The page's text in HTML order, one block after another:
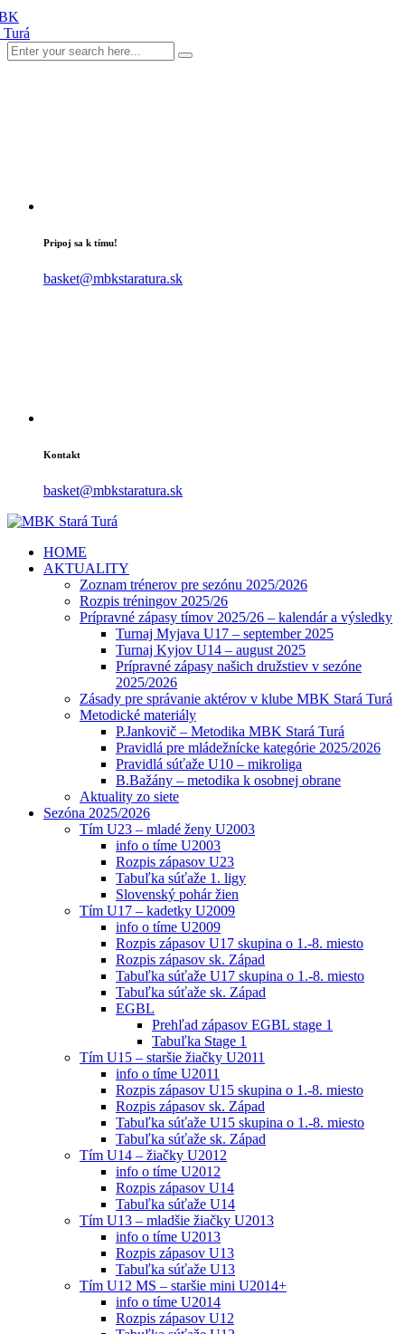
Pripoj sa k tímu!
basket@mbkstaratura.sk
Kontakt
basket@mbkstaratura.sk
HOME
AKTUALITY
Zoznam trénerov pre sezónu 2025/2026
Rozpis tréningov 2025/26
Prípravné zápasy tímov 2025/26 – kalendár a výsledky
Turnaj Myjava U17 – september 2025
Turnaj Kyjov U14 – august 2025
Prípravné zápasy našich družstiev v sezóne
2025/2026
Zásady pre správanie aktérov v klube MBK Stará Turá
Metodické materiály
P.Jankovič – Metodika MBK Stará Turá
Pravidlá pre mládežnícke kategórie 2025/2026
Pravidlá súťaže U10 – mikroliga
B.Bažány – metodika k osobnej obrane
Aktuality zo siete
Sezóna 2025/2026
Tím U23 – mladé ženy U2003
info o tíme U2003
Rozpis zápasov U23
Tabuľka súťaže 1. ligy
Slovenský pohár žien
Tím U17 – kadetky U2009
info o tíme U2009
Rozpis zápasov U17 skupina o 1.-8. miesto
Rozpis zápasov sk. Západ
Tabuľka súťaže U17 skupina o 1.-8. miesto
Tabuľka súťaže sk. Západ
EGBL
Prehľad zápasov EGBL stage 1
Tabuľka Stage 1
Tím U15 – staršie žiačky U2011
info o tíme U2011
Rozpis zápasov U15 skupina o 1.-8. miesto
Rozpis zápasov sk. Západ
Tabuľka súťaže U15 skupina o 1.-8. miesto
Tabuľka súťaže sk. Západ
Tím U14 – žiačky U2012
info o tíme U2012
Rozpis zápasov U14
Tabuľka súťaže U14
Tím U13 – mladšie žiačky U2013
info o tíme U2013
Rozpis zápasov U13
Tabuľka súťaže U13
Tím U12 MS – staršie mini U2014+
info o tíme U2014
Rozpis zápasov U12